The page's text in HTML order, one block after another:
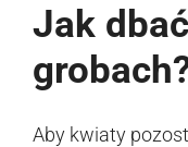
Jak
Aby kwiaty